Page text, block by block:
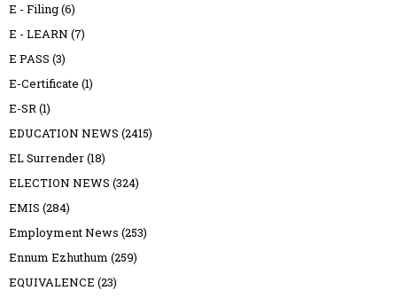
E - Filing(6)
E - LEARN (7)
E PASS (3)
E-Certificate (1)
E-SR(1)
EDUCATION NEWS (2415)
EL Surrender(18)
ELECTION NEWS (324)
EMIS (284)
Employment News (253)
Ennum Ezhuthum (259)
EQUIVALENCE (23)